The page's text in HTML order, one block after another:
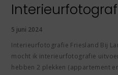
5 juni 2024
Interieurfotografie Friesland Bij
mocht ik interieurfotografie
hebben 2 plekken (appartement